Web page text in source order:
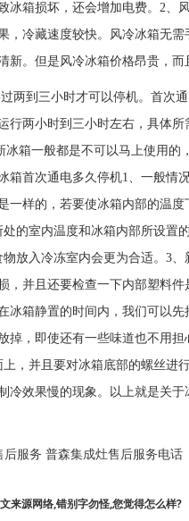
箱损坏，还会增加电费。2、
冷藏速度较快。风冷冰箱无
。但是风冷冰箱价格昂贵，
两到三小时才可以停机。首次
行两小时到三小时左右，具
般都是不可以马上使用的，
首次通电多久停机1、一般情
样的，若要使冰箱内部的温
的室内温度和冰箱内部所设置
放入冷冻室内会更为合适。3
并且还要检查一下内部塑料
冰箱静置的时间内，我们可以
掉，即使还有一些味道也不用
，并且要对冰箱底部的螺丝进
效果慢的现象。以上就是关
后服务 普森集成灶售后服务电话
来源网络,错别字勿怪,您觉得怎么样?